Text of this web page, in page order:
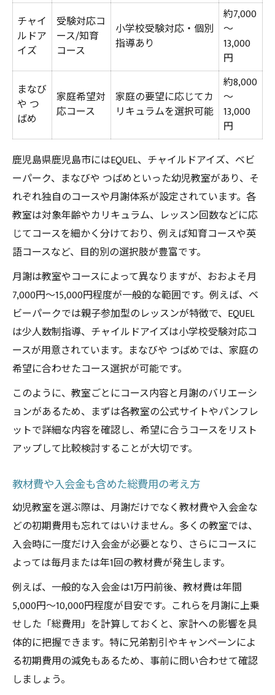
チャイ
ルドア
イズ
受験対応コ
ース/知育
コース
小学校受験対応・個別
指導あり
約7,000
～
13,000
円
まなび
や つ
ばめ
家庭希望対
応コース
家庭の要望に応じてカ
リキュラムを選択可能
約8,000
～
13,000
円
鹿児島県鹿児島市にはEQUEL、チャイルドアイズ、ベビ
ーパーク、まなびや つばめといった幼児教室があり、そ
れぞれ独自のコースや月謝体系が設定されています。各
教室は対象年齢やカリキュラム、レッスン回数などに応
じてコースを細かく分けており、例えば知育コースや英
語コースなど、目的別の選択肢が豊富です。
月謝は教室やコースによって異なりますが、おおよそ月
7,000円～15,000円程度が一般的な範囲です。例えば、ベ
ビーパークでは親子参加型のレッスンが特徴で、EQUEL
は少人数制指導、チャイルドアイズは小学校受験対応コ
ースが用意されています。まなびや つばめでは、家庭の
希望に合わせたコース選択が可能です。
このように、教室ごとにコース内容と月謝のバリエーシ
ョンがあるため、まずは各教室の公式サイトやパンフレ
ットで詳細な内容を確認し、希望に合うコースをリスト
アップして比較検討することが大切です。
教材費や入会金も含めた総費用の考え方
幼児教室を選ぶ際は、月謝だけでなく教材費や入会金な
どの初期費用も忘れてはいけません。多くの教室では、
入会時に一度だけ入会金が必要となり、さらにコースに
よっては毎月または年1回の教材費が発生します。
例えば、一般的な入会金は1万円前後、教材費は年間
5,000円～10,000円程度が目安です。これらを月謝に上乗
せした「総費用」を計算しておくと、家計への影響を具
体的に把握できます。特に兄弟割引やキャンペーンによ
る初期費用の減免もあるため、事前に問い合わせて確認
しましょう。